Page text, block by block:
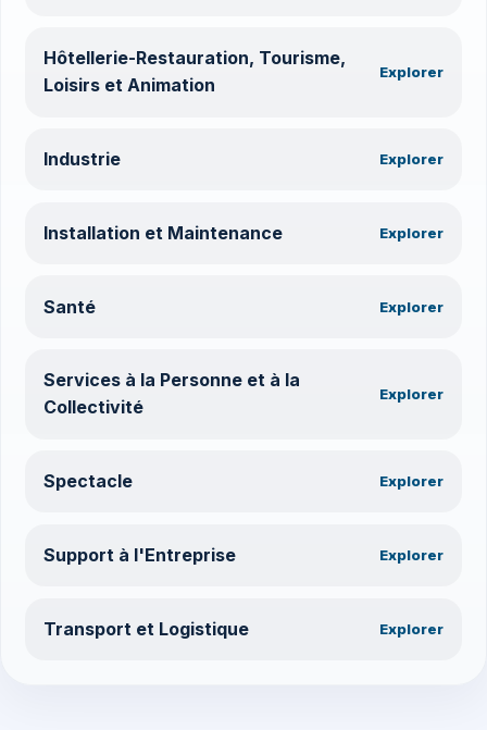
Hôtellerie-Restauration, Tourisme,
Loisirs et Animation
Explorer
Industrie Explorer
Installation et Maintenance Explorer
Santé Explorer
Services à la Personne et à la
Collectivité
Explorer
Spectacle Explorer
Support à l'Entreprise Explorer
Transport et Logistique Explorer